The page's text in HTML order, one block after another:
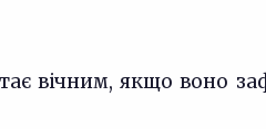
вічним, якщо воно